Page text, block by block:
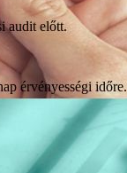
audit előtt.
érvényességi